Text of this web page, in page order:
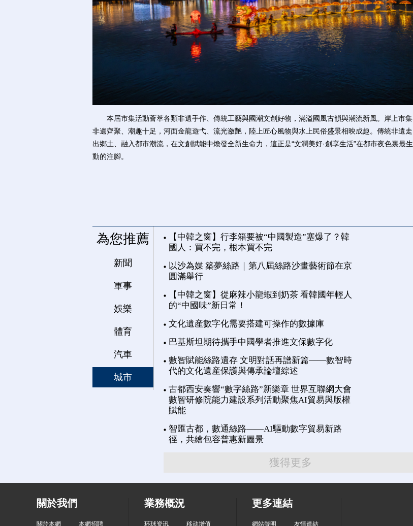
本屆市集活動薈萃各類非遺手作、傳統工藝與國潮文創好物，滿溢國風古韻與潮流新風。岸上市集
非遺齊聚、潮趣十足，河面金龍遊弋、流光瀲艷，陸上匠心風物與水上民俗盛景相映成趣。傳統非遺走
出鄉土、融入都市潮流，在文創賦能中煥發全新生命力，這正是“文潤美好·創享生活”在都市夜色裏最生
動的注腳。
為您推薦
新聞
軍事
娛樂
體育
汽車
城市
【中韓之窗】行李箱要被“中國製造”塞爆了？韓
國人：買不完，根本買不完
以沙為媒 築夢絲路｜第八屆絲路沙畫藝術節在京
圓滿舉行
【中韓之窗】從麻辣小龍蝦到奶茶 看韓國年輕人
的“中國味”新日常！
文化遺産數字化需要搭建可操作的數據庫
巴基斯坦期待攜手中國學者推進文保數字化
數智賦能絲路遺存 文明對話再譜新篇——數智時
代的文化遺産保護與傳承論壇綜述
古都西安奏響“數字絲路”新樂章 世界互聯網大會
數智研修院能力建設系列活動聚焦AI貿易與版權
賦能
智匯古都，數通絲路——AI驅動數字貿易新路
徑，共繪包容普惠新圖景
獲得更多
關於我們
關於本網 本網招聘
業務概況
环球资讯 移动增值
更多連結
網站聲明 友情連結